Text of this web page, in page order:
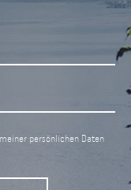
persönlichen Daten